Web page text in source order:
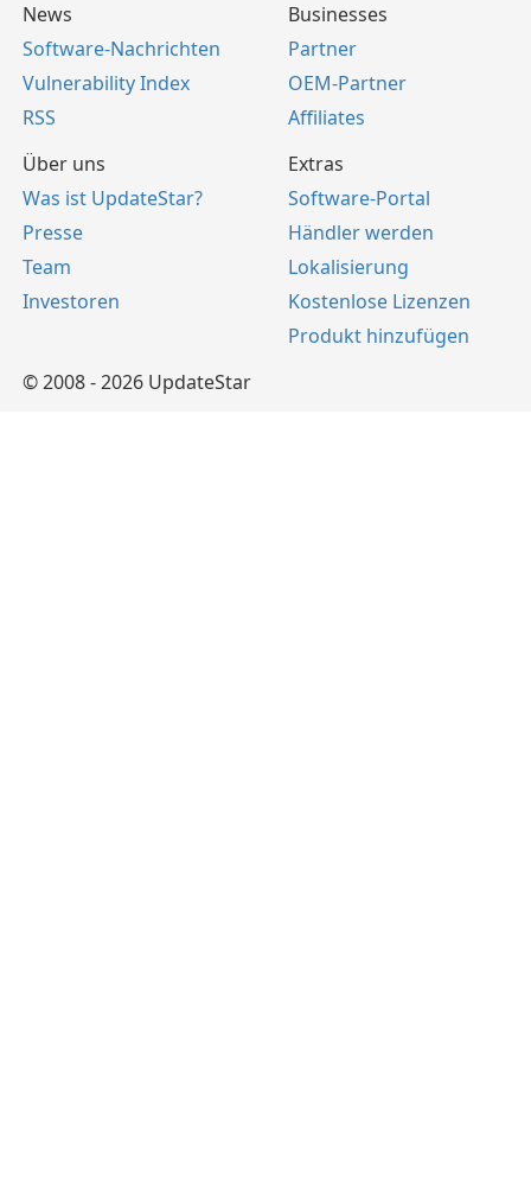
News
Software-Nachrichten
Vulnerability Index
RSS
Businesses
Partner
OEM-Partner
Affiliates
Über uns
Was ist UpdateStar?
Presse
Team
Investoren
Extras
Software-Portal
Händler werden
Lokalisierung
Kostenlose Lizenzen
Produkt hinzufügen
© 2008 - 2026 UpdateStar